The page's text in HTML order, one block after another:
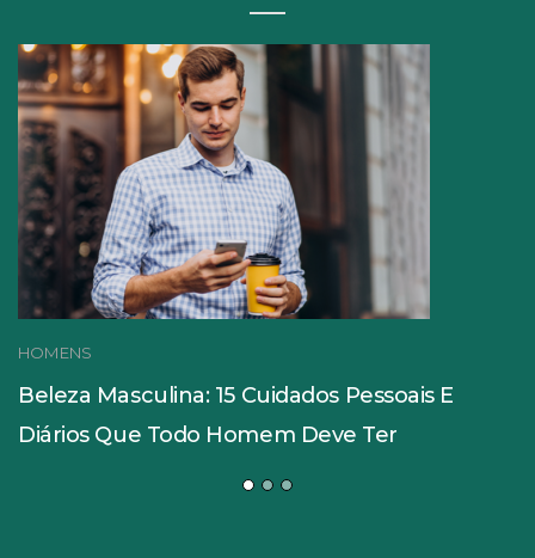
HOMENS
Beleza Masculina: 15 Cuidados Pessoais E
Diários Que Todo Homem Deve Ter